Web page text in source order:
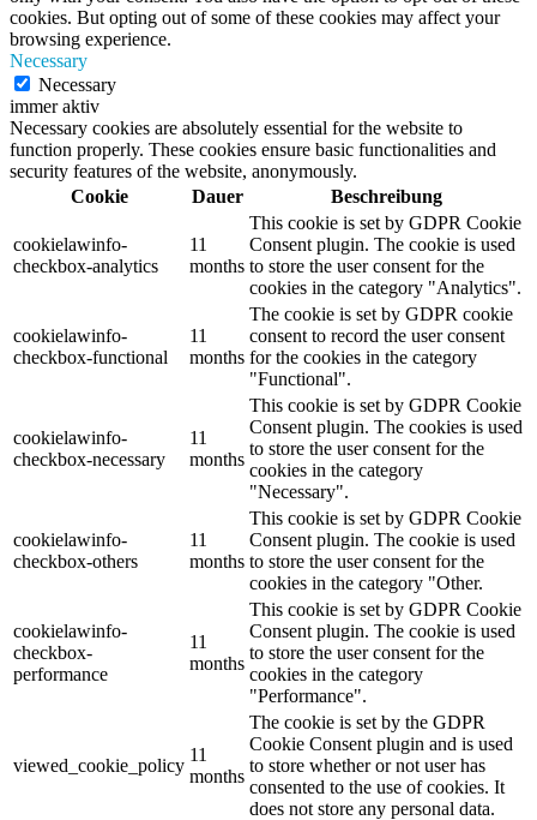
cookies. But opting out of some of these cookies may affect your
browsing experience.
Necessary
Necessary
immer aktiv
Necessary cookies are absolutely essential for the website to
function properly. These cookies ensure basic functionalities and
security features of the website, anonymously.
Cookie
Dauer Beschreibung
cookielawinfo-
checkbox-analytics
11
months
This cookie is set by GDPR Cookie
Consent plugin. The cookie is used
to store the user consent for the
cookies in the category "Analytics".
cookielawinfo-
checkbox-functional
11
months
The cookie is set by GDPR cookie
consent to record the user consent
for the cookies in the category
"Functional".
cookielawinfo-
checkbox-necessary
11
months
This cookie is set by GDPR Cookie
Consent plugin. The cookies is used
to store the user consent for the
cookies in the category
"Necessary".
cookielawinfo-
checkbox-others
11
months
This cookie is set by GDPR Cookie
Consent plugin. The cookie is used
to store the user consent for the
cookies in the category "Other.
cookielawinfo-
checkbox-
performance
11
months
This cookie is set by GDPR Cookie
Consent plugin. The cookie is used
to store the user consent for the
cookies in the category
"Performance".
viewed_cookie_policy
11
months
The cookie is set by the GDPR
Cookie Consent plugin and is used
to store whether or not user has
consented to the use of cookies. It
does not store any personal data.